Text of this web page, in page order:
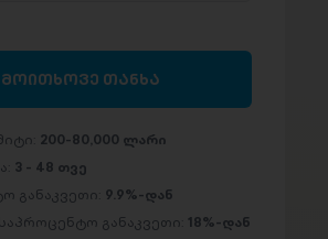
მოითხოვე თანხა
200-80,000 ლარი
3 - 48 თვე
განაკვეთი: 9.9%-დან
განაკვეთი: 18%-დან